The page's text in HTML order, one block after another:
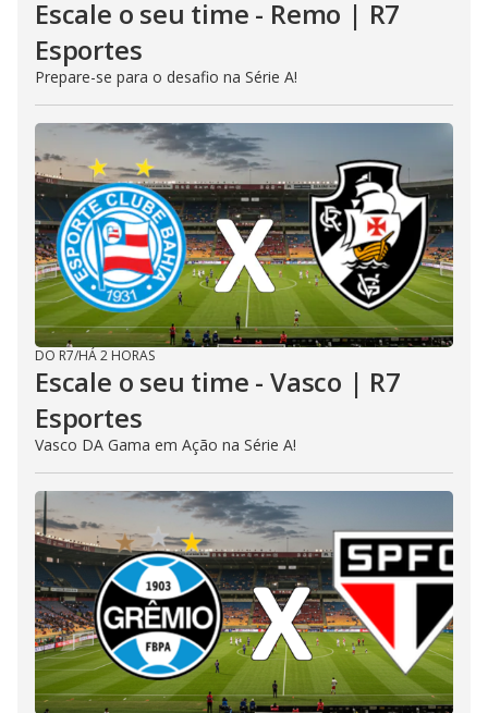
Escale o seu time - Remo | R7
Esportes
Prepare-se para o desafio na Série A!
DO R7/HÁ 2 HORAS
Escale o seu time - Vasco | R7
Esportes
Vasco DA Gama em Ação na Série A!